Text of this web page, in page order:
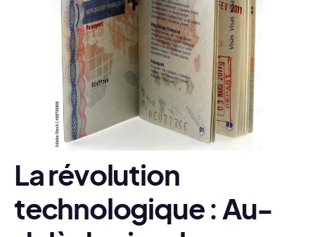
La révolution
technologique : Au-